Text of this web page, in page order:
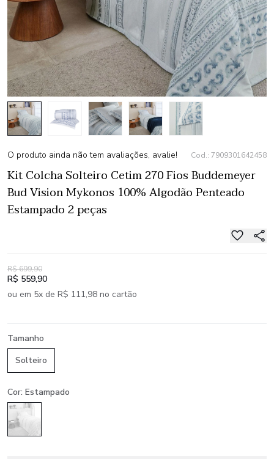
O produto ainda não tem avaliações, avalie! Cod.: 7909301642458
Kit Colcha Solteiro Cetim 270 Fios Buddemeyer
Bud Vision Mykonos 100% Algodão Penteado
Estampado 2 peças
R$ 699,90
R$ 559,90
ou em 5x de R$ 111,98 no cartão
Tamanho
Solteiro
Cor: Estampado